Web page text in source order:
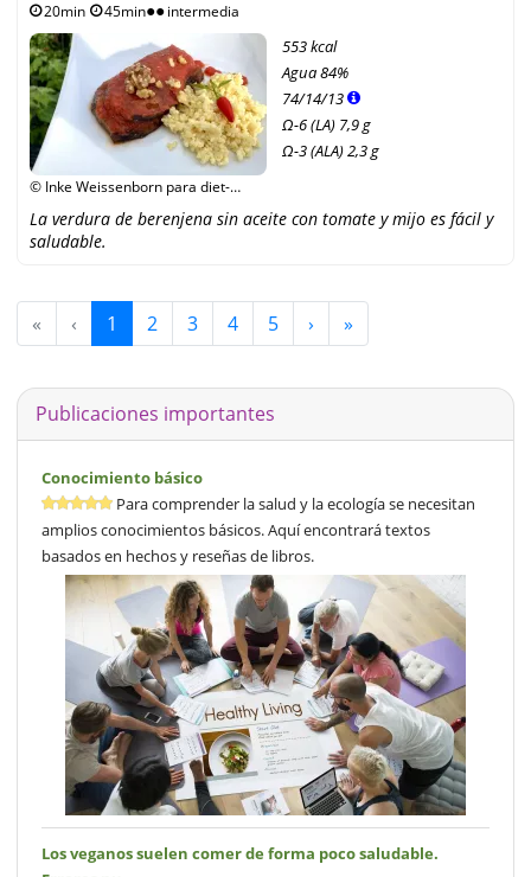
20min 45min intermedia
© Inke Weissenborn para diet-
553 kcal
Agua84%
74/14/13
Ω-6 (LA) 7,9 g
Ω-3 (ALA) 2,3 g
La verdura de berenjena sin aceite con tomate y mijo es fácil y
saludable.
« ‹ 1 2 3 4 5 › »
Publicaciones importantes
Conocimiento básico
Para comprender la salud y la ecología se necesitan
amplios conocimientos básicos. Aquí encontrará textos
basados en hechos y reseñas de libros.
Los veganos suelen comer de forma poco saludable.